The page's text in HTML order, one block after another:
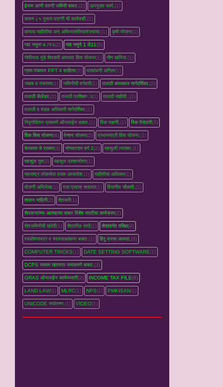
ईनाम आणी वतनी जमिनी बाबत. (2) ऊपयुक्त फार्म. (1)
कलम ८५ नुसार वाटणी ची कार्यवाही. (1)
कायदा माहीतीचा अन् अभिव्यक्तीस्वातंत्र्याचा. (1) कृषी योजना(1)
गाव नमुना ७ /१२(2) गाव नमुने 1 ते21(5)
गोपीनाथ मुंडे शेतकरी अपघात विमा योजना(1) गौण खनिज. (1)
ग्राम पंचायत PPT व साहित्य(2) घरबांधणी अग्रिम(1)
जबाब व पंचनामा(1) जमिनीची वर्गवारी(1) तलाठी कामकाज मार्गदर्शिका.(2)
तलाठी कॅलेंडर.(2) तलाठी प्रशिक्षण्‍ा(1) तलाठी माहीती . (1)
तलाठी व मंडळ अधिकारी मार्गदर्शिका. (1)
निवृत्तीवेतन प्रकरणे ऑनलाईन बाबत. (1) पिक पाहणी. (1) पिक पैसेवारी(3)
पिक विमा योजना(4) पेन्शन योजना(2) प्रधानमंत्री विमा योजना. (1)
फेरफारा चे प्रकार(3) भोगवटदार वर्ग 2(2) महसुली व्‍याख्‍या. (1)
महसूल गुरु(3) महसूल प्रश्रनोत्तर(1)
महाराष्ट्र लोकसेवा हक्क अध्यादेश. (1) माहीतीचा अधिकार(1)
मोजणी अभिलेख(1) रजा प्रवास सवलत(1) विभागीय चौकशी. (1)
शासन माहिती(2) शेतकरी(1)
शेतकऱ्यांच्‍या आत्महत्‍या बाबत विशेष मदतीचा कार्यक्रम(2)
शेतजमिनीची खरेदी(1) शेतातील रस्‍ते(1) सेवांतर्गत परिक्षा(4)
स्वघोषणापत्र व स्वयंसाक्षांकना बाबत. (1) हिंदु वारसा कायदा.(3)
COMPUTER TRICKS(1) DATE SETTING SOFTWARE(1)
DCPS रक्‍कम खात्‍यात जमाकरणे बाबत. (3)
GRAS ऑनलाईन कार्यपध्‍दती(2) INCOME TAX FILE(8)
LAND LAW(1) MLRC(1) NPS(1) PMKISAN(1)
UNICODE रुपांतरण. (1) VIDEO(1)